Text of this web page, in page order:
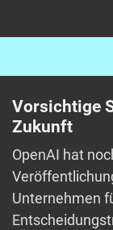
Vorsichtige
Zukunft
OpenAI hat
Unternehmen